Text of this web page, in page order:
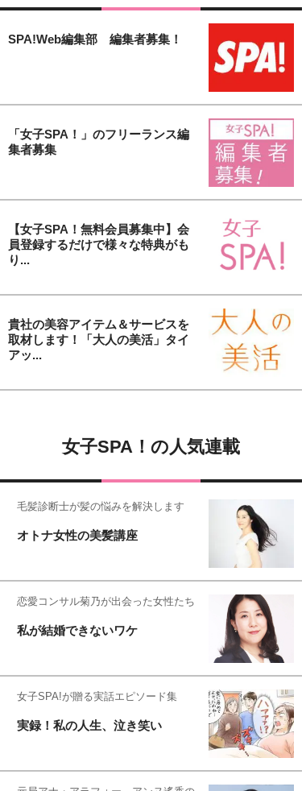
SPA!Web編集部 編集者募集！
「女子SPA！」のフリーランス編
集者募集
【女子SPA！無料会員募集中】会
員登録するだけで様々な特典がも
り...
貴社の美容アイテム＆サービスを
取材します！「大人の美活」タイ
アッ...
女子SPA！の人気連載
毛髪診断士が髪の悩みを解決します
オトナ女性の美髪講座
恋愛コンサル菊乃が出会った女性たち
私が結婚できないワケ
女子SPA!が贈る実話エピソード集
実録！私の人生、泣き笑い